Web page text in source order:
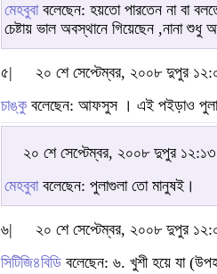
মেহবুবাবলেছেন: হয়তো পারতেন না বা
চেষ্টায় ভাল অবস্থানে গিয়েছেন ,নানা শুধু
৫|
২০ শে সেপ্টেম্বর, ২০০৮ দুপুর
চাঙ্কুবলেছেন: আফসুস । এই পইড়াও
২০ শে সেপ্টেম্বর, ২০০৮ দুপুর ১২:১৩
মেহবুবাবলেছেন: পুলাগুলা তো মানুষই।
৬|
২০ শে সেপ্টেম্বর, ২০০৮ দুপুর
সিটিজি৪বিডি বলেছেন: ৬. খুশী হয়ে যা